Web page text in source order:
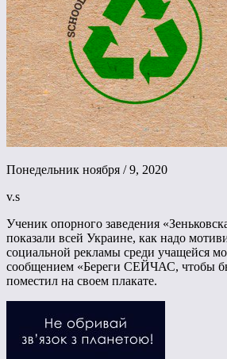
Понедельник ноября / 9, 2020
v.s
Ученик опорного заведения
показали всей Украине, как надо
социальной рекламы среди учащейся
сообщением «Береги СЕЙЧАС, чтобы
поместил на своем плакате.